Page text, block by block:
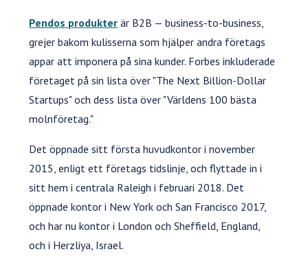
Pendos produkter är B2B — business-to-business,
grejer bakom kulisserna som hjälper andra företags
appar att imponera på sina kunder. Forbes inkluderade
företaget på sin lista över "The Next Billion-Dollar
Startups" och dess lista över "Världens 100 bästa
molnföretag."
Det öppnade sitt första huvudkontor i november
2015, enligt ett företags tidslinje, och flyttade in i
sitt hem i centrala Raleigh i februari 2018. Det
öppnade kontor i New York och San Francisco 2017,
och har nu kontor i London och Sheffield, England,
och i Herzliya, Israel.